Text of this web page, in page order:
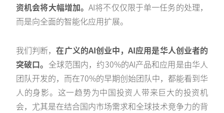
资机会将大幅增加。AI将不仅仅限于单一任务的处理，
而是向全面的智能化应用扩展。
我们判断，在广义的AI创业中，AI应用是华人创业者的
突破口。 全球范围内，约30%的AI产品和应用是由华人
团队开发的，而在70%的早期创始团队中，都能看到华
人的身影。这一趋势为中国投资人带来巨大的投资机
会，尤其是在结合国内市场需求和全球技术竞争力的背